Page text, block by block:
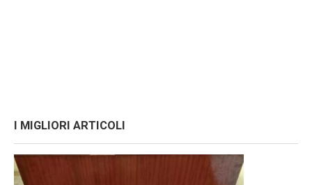
I MIGLIORI ARTICOLI